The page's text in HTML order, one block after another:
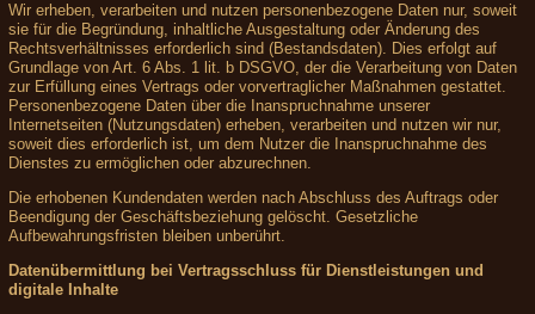
Wir erheben, verarbeiten und nutzen personenbezogene Daten nur, soweit
sie für die Begründung, inhaltliche Ausgestaltung oder Änderung des
Rechtsverhältnisses erforderlich sind (Bestandsdaten). Dies erfolgt auf
Grundlage von Art. 6 Abs. 1 lit. b DSGVO, der die Verarbeitung von Daten
zur Erfüllung eines Vertrags oder vorvertraglicher Maßnahmen gestattet.
Personenbezogene Daten über die Inanspruchnahme unserer
Internetseiten (Nutzungsdaten) erheben, verarbeiten und nutzen wir nur,
soweit dies erforderlich ist, um dem Nutzer die Inanspruchnahme des
Dienstes zu ermöglichen oder abzurechnen.
Die erhobenen Kundendaten werden nach Abschluss des Auftrags oder
Beendigung der Geschäftsbeziehung gelöscht. Gesetzliche
Aufbewahrungsfristen bleiben unberührt.
Datenübermittlung bei Vertragsschluss für Dienstleistungen und
digitale Inhalte